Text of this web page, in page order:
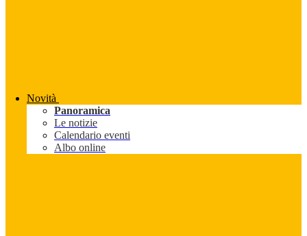
Novità
Panoramica
Le notizie
Calendario eventi
Albo online